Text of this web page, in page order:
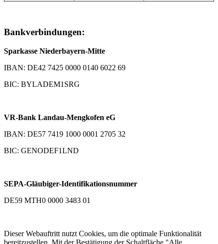
Bankverbindungen:
Sparkasse Niederbayern-Mitte
IBAN: DE42 7425 0000 0140 6022 69
BIC: BYLADEM1SRG
VR-Bank Landau-Mengkofen eG
IBAN: DE57 7419 1000 0001 2705 32
BIC: GENODEF1LND
SEPA-Gläubiger-Identifikationsnummer
DE59 MTH0 0000 3483 01
Dieser Webauftritt nutzt Cookies, um die optimale Funktionalität